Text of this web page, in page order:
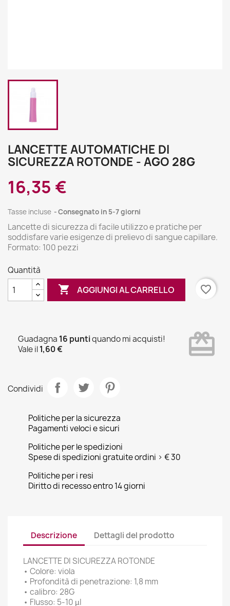
LANCETTE AUTOMATICHE DI
SICUREZZA ROTONDE - AGO 28G
16,35 €
Tasse incluse Consegnato in 5-7 giorni
Lancette di sicurezza di facile utilizzo e pratiche per
soddisfare varie esigenze di prelievo di sangue capillare.
Formato: 100 pezzi
Quantità
 AGGIUNGI AL CARRELLO favorite_border
Guadagna 16 puntiquando mi acquisti!
Vale il1,60 € card_giftcard
Condividi
Politiche per la sicurezza
Pagamenti veloci e sicuri
Politiche per le spedizioni
Spese di spedizioni gratuite ordini > € 30
Politiche per i resi
Diritto di recesso entro 14 giorni
Descrizione Dettagli del prodotto
LANCETTE DI SICUREZZA ROTONDE
• Colore: viola
• Profondità di penetrazione: 1,8 mm
• calibro: 28G
• Flusso: 5-10 µI